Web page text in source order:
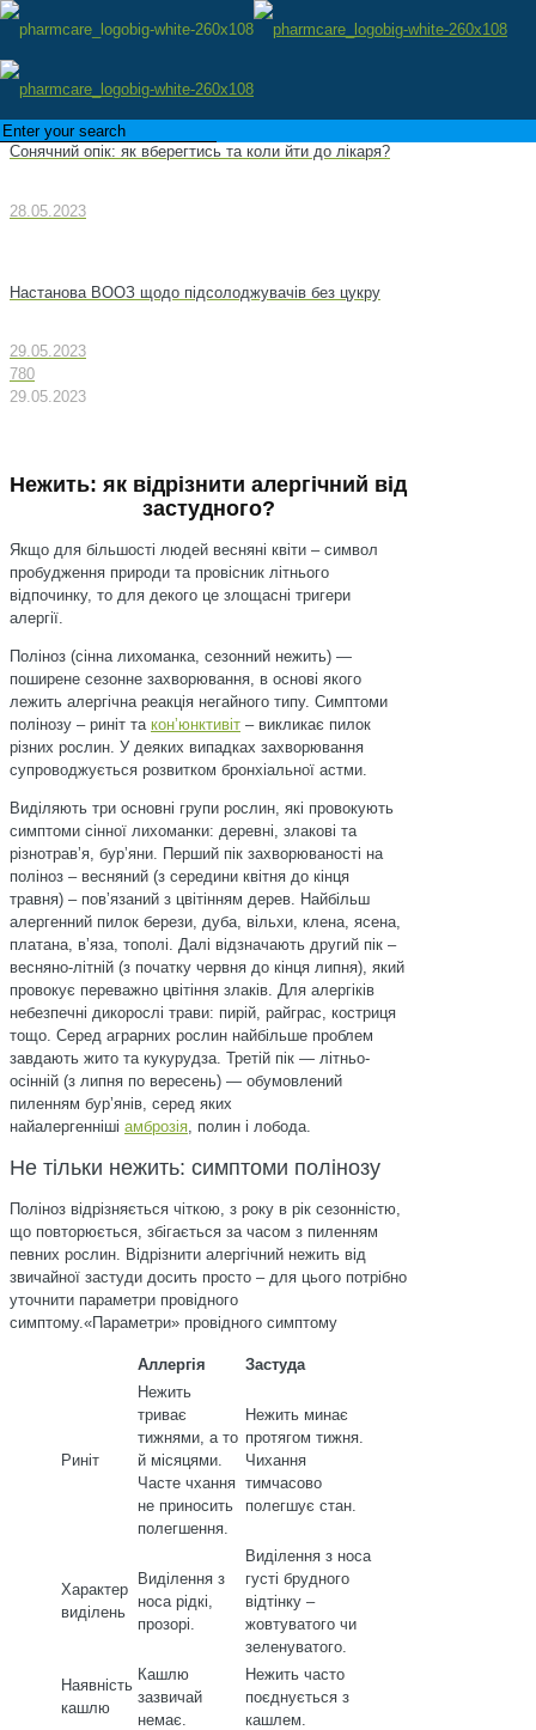
Сонячний опік: як вберегтись та коли йти до лікаря?
28.05.2023
Настанова ВООЗ щодо підсолоджувачів без цукру
29.05.2023
780
29.05.2023
Нежить: як відрізнити алергічний від
застудного?
Якщо для більшості людей весняні квіти – символ
пробудження природи та провісник літнього
відпочинку, то для декого це злощасні тригери
алергії.
Поліноз (сінна лихоманка, сезонний нежить) —
поширене сезонне захворювання, в основі якого
лежить алергічна реакція негайного типу. Симптоми
полінозу – риніт та конʼюнктивіт – викликає пилок
різних рослин. У деяких випадках захворювання
супроводжується розвитком бронхіальної астми.
Виділяють три основні групи рослин, які провокують
симптоми сінної лихоманки: деревні, злакові та
різнотравʼя, бурʼяни. Перший пік захворюваності на
поліноз – весняний (з середини квітня до кінця
травня) – повʼязаний з цвітінням дерев. Найбільш
алергенний пилок берези, дуба, вільхи, клена, ясена,
платана, вʼяза, тополі. Далі відзначають другий пік –
весняно-літній (з початку червня до кінця липня), який
провокує переважно цвітіння злаків. Для алергіків
небезпечні дикорослі трави: пирій, райграс, костриця
тощо. Серед аграрних рослин найбільше проблем
завдають жито та кукурудза. Третій пік — літньо-
осінній (з липня по вересень) — обумовлений
пиленням бурʼянів, серед яких
найалергенніші амброзія, полин і лобода.
Не тільки нежить: симптоми полінозу
Поліноз відрізняється чіткою, з року в рік сезонністю,
що повторюється, збігається за часом з пиленням
певних рослин. Відрізнити алергічний нежить від
звичайної застуди досить просто – для цього потрібно
уточнити параметри провідного
симптому.«Параметри» провідного симптому
Аллергія Застуда
Риніт
Нежить
триває
тижнями, а то
й місяцями.
Часте чхання
не приносить
полегшення.
Нежить минає
протягом тижня.
Чихання
тимчасово
полегшує стан.
Характер
виділень
Виділення з
носа рідкі,
прозорі.
Виділення з носа
густі брудного
відтінку –
жовтуватого чи
зеленуватого.
Наявність
кашлю
Кашлю
зазвичай
немає.
Нежить часто
поєднується з
кашлем.